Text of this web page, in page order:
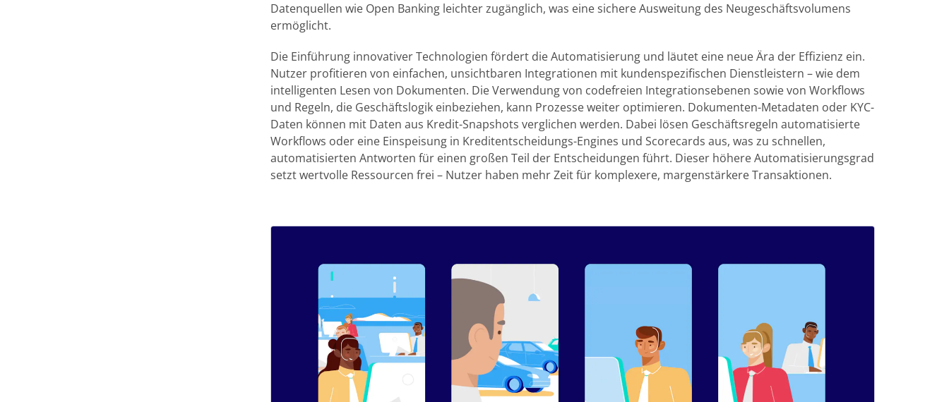
Datenquellen wie Open Banking leichter zugänglich, was eine sichere Ausweitung des Neugeschäftsvolumens
ermöglicht.
Die Einführung innovativer Technologien fördert die Automatisierung und läutet eine neue Ära der Effizienz ein.
Nutzer profitieren von einfachen, unsichtbaren Integrationen mit kundenspezifischen Dienstleistern – wie dem
intelligenten Lesen von Dokumenten. Die Verwendung von codefreien Integrationsebenen sowie von Workflows
und Regeln, die Geschäftslogik einbeziehen, kann Prozesse weiter optimieren. Dokumenten-Metadaten oder KYC-
Daten können mit Daten aus Kredit-Snapshots verglichen werden. Dabei lösen Geschäftsregeln automatisierte
Workflows oder eine Einspeisung in Kreditentscheidungs-Engines und Scorecards aus, was zu schnellen,
automatisierten Antworten für einen großen Teil der Entscheidungen führt. Dieser höhere Automatisierungsgrad
setzt wertvolle Ressourcen frei – Nutzer haben mehr Zeit für komplexere, margenstärkere Transaktionen.